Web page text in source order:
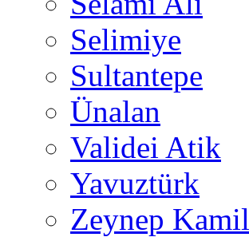
Selimiye
Sultantepe
Ünalan
Validei Atik
Yavuztürk
Zeynep Kamil